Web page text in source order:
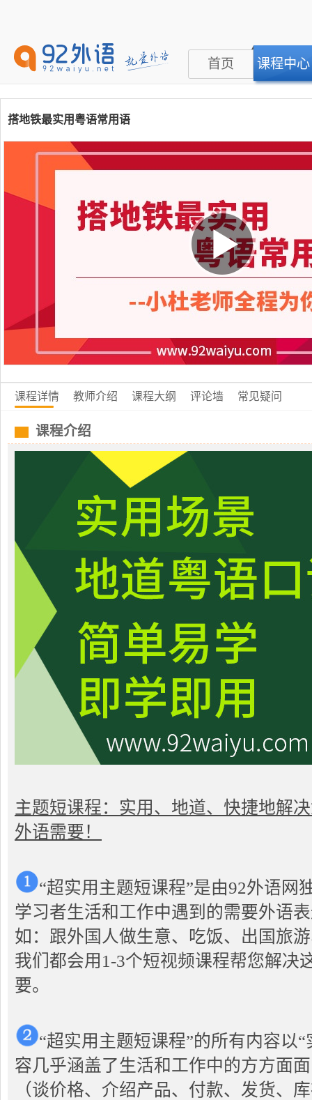
首页 课程中心
搭地铁最实用粤语常用语
课程详情 教师介绍 课程大纲 评论墙 常见疑问
课程介绍
主题短课程：实用、地道、快捷地解
外语需要！
“超实用主题短课程”是由92外语网
学习者生活和工作中遇到的需要外语
如：跟外国人做生意、吃饭、出国旅
我们都会用1-3个短视频课程帮您解决
要。
“超实用主题短课程”的所有内容以
容几乎涵盖了生活和工作中的方方面
（谈价格、介绍产品、付款、发货、